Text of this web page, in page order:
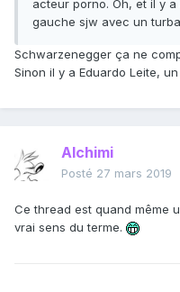
acteur porno. Oh, et il y
gauche sjw avec un
Schwarzenegger ça ne
Sinon il y a Eduardo Leite,
Alchimi
Posté 27 mars 2019
Ce thread est quand même
vrai sens du terme.